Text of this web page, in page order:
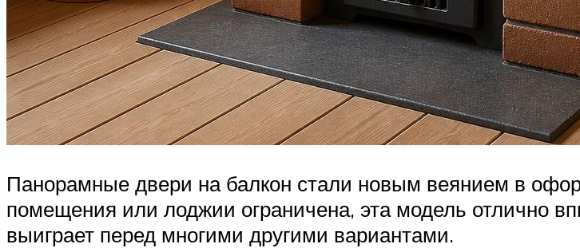
Панорамные двери на балкон стали новым веянием в
помещения или лоджии ограничена, эта модель отлично
выиграет перед многими другими вариантами.